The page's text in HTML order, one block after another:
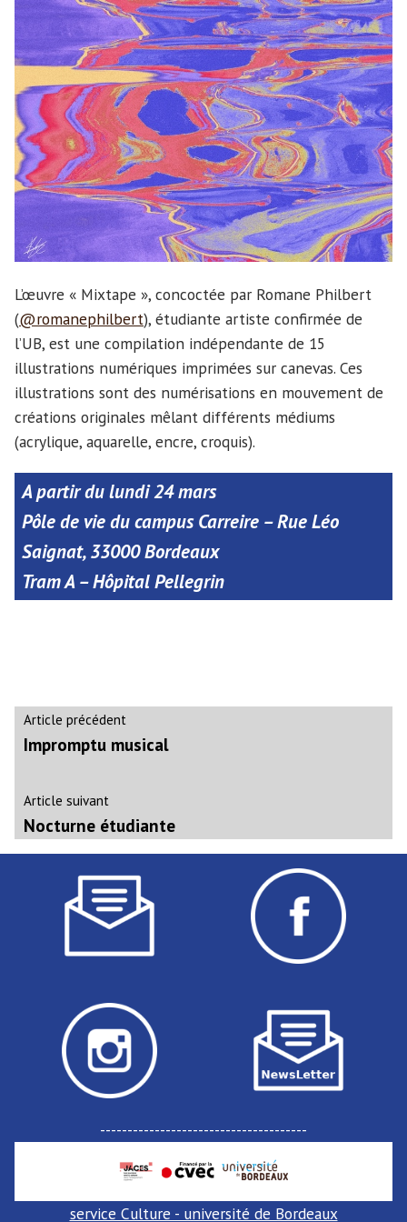
L’œuvre « Mixtape », concoctée par Romane Philbert
(@romanephilbert), étudiante artiste confirmée de
l’UB, est une compilation indépendante de 15
illustrations numériques imprimées sur canevas. Ces
illustrations sont des numérisations en mouvement de
créations originales mêlant différents médiums
(acrylique, aquarelle, encre, croquis).
A partir du lundi 24 mars
Pôle de vie du campus Carreire – Rue Léo
Saignat, 33000 Bordeaux
Tram A – Hôpital Pellegrin
Navigation
de
l’article
Article précédent
précédent :
Impromptu musical
Article suivant
suivant
Nocturne étudiante
--------------------------------------
service Culture - université de Bordeaux